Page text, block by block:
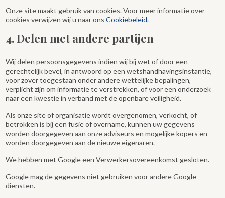
Onze site maakt gebruik van cookies. Voor meer informatie over
cookies verwijzen wij u naar ons Cookiebeleid.
4. Delen met andere partijen
Wij delen persoonsgegevens indien wij bij wet of door een
gerechtelijk bevel, in antwoord op een wetshandhavingsinstantie,
voor zover toegestaan onder andere wettelijke bepalingen,
verplicht zijn om informatie te verstrekken, of voor een onderzoek
naar een kwestie in verband met de openbare veiligheid.
Als onze site of organisatie wordt overgenomen, verkocht, of
betrokken is bij een fusie of overname, kunnen uw gegevens
worden doorgegeven aan onze adviseurs en mogelijke kopers en
worden doorgegeven aan de nieuwe eigenaren.
We hebben met Google een Verwerkersovereenkomst gesloten.
Google mag de gegevens niet gebruiken voor andere Google-
diensten.